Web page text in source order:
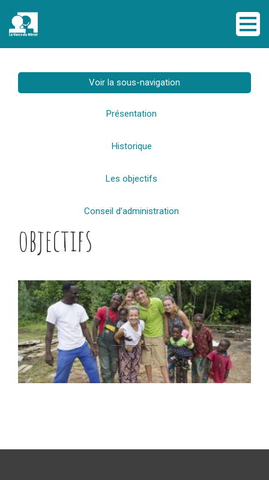
Voir la sous-navigation
Présentation
Historique
Les objectifs
Conseil d’administration
objectifs